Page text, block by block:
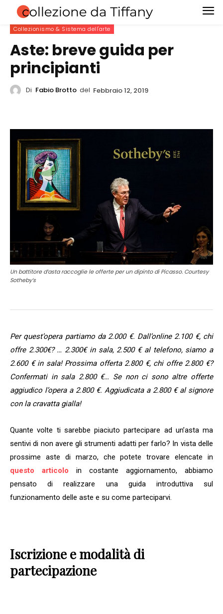
Collezionismo & Sistema dell'arte
Aste: breve guida per
principianti
Di Fabio Brotto del Febbraio 12, 2019
Un battitore d’asta raccoglie le offerte per un dipinto di Picasso. Courtesy
Sotheby’s
Per quest’opera partiamo da 2.000 €. Dall’online 2.100 €, chi
offre 2.300€? … 2.300€ in sala, 2.500 € al telefono, siamo a
2.600 € in sala! Prossima offerta 2.800 €, chi offre 2.800 €?
Confermati in sala 2.800 €… Se non ci sono altre offerte
aggiudico l’opera a 2.800 €. Aggiudicata a 2.800 € al signore
con la cravatta gialla!
Quante volte ti sarebbe piaciuto partecipare ad un’asta ma
sentivi di non avere gli strumenti adatti per farlo? In vista delle
prossime aste di marzo, che potete trovare elencate in
questo articolo in costante aggiornamento, abbiamo
pensato di realizzare una guida introduttiva sul
funzionamento delle aste e su come parteciparvi.
Iscrizione e modalità di
partecipazione